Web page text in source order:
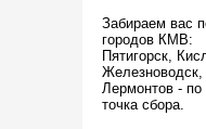
Забираем вас
городов КМВ:
Пятигорск,
Лермонтов -
точка сбора.